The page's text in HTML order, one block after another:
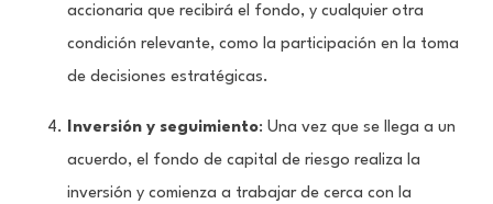
accionaria que recibirá el fondo, y cualquier otra
condición relevante, como la participación en la toma
de decisiones estratégicas.
Inversión y seguimiento: Una vez que se llega a un
acuerdo, el fondo de capital de riesgo realiza la
inversión y comienza a trabajar de cerca con la